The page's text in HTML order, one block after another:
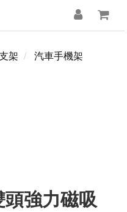
架 汽車手機架
強力磁吸